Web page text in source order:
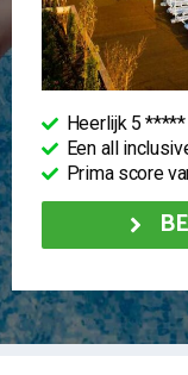
Heerlijk 5 *****
Een all
Prima score